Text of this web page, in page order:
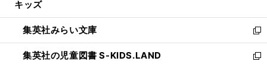
開
く
ウ
で
開
く
ン
ド
ウ
で
ウ
ィ
ン
ド
キッズ
集英社みらい文庫
新
し
い
集英社の児童図書 S-KIDS.LAND
新